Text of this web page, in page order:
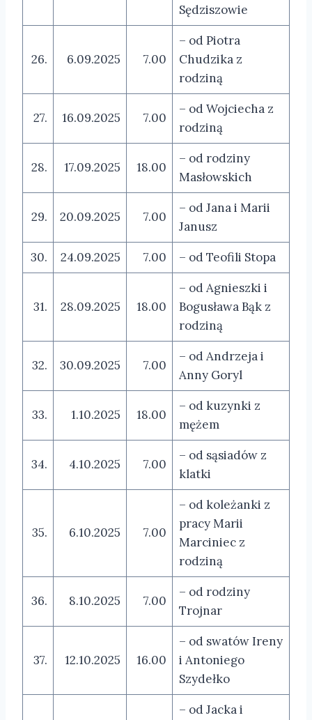
Sędziszowie
26. 6.09.2025 7.00
– od Piotra
Chudzika z
rodziną
27. 16.09.2025 7.00
– od Wojciecha z
rodziną
28. 17.09.2025 18.00
– od rodziny
Masłowskich
29. 20.09.2025 7.00
– od Jana i Marii
Janusz
30.
24.09.2025 7.00 – od Teofili Stopa
31. 28.09.2025 18.00
– od Agnieszki i
Bogusława Bąk z
rodziną
32. 30.09.2025 7.00
– od Andrzeja i
Anny Goryl
33. 1.10.2025 18.00
– od kuzynki z
mężem
34. 4.10.2025 7.00
– od sąsiadów z
klatki
35. 6.10.2025 7.00
– od koleżanki z
pracy Marii
Marciniec z
rodziną
36. 8.10.2025 7.00
– od rodziny
Trojnar
37. 12.10.2025 16.00
– od swatów Ireny
i Antoniego
Szydełko
– od Jacka i